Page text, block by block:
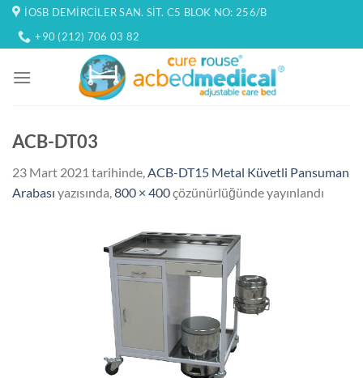
İçeriğe
atla
İOSB DEMIRCILER SAN. SIT. C5 BLOK NO: 256/B
+90 (212) 706 03 82
ACB-DT03
23 Mart 2021 tarihinde,ACB-DT15 Metal Küvetli Pansuman
Arabası yazısında,800 × 400çözünürlüğünde yayınlandı